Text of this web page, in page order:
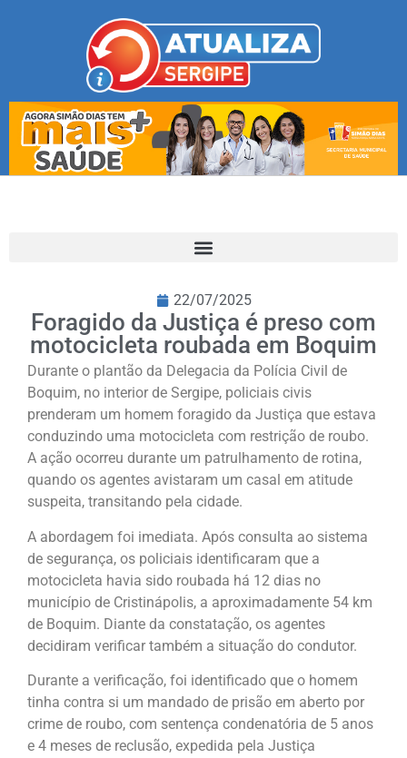
22/07/2025
Foragido da Justiça é preso com
motocicleta roubada em Boquim
Durante o plantão da Delegacia da Polícia Civil de
Boquim, no interior de Sergipe, policiais civis
prenderam um homem foragido da Justiça que estava
conduzindo uma motocicleta com restrição de roubo.
A ação ocorreu durante um patrulhamento de rotina,
quando os agentes avistaram um casal em atitude
suspeita, transitando pela cidade.
A abordagem foi imediata. Após consulta ao sistema
de segurança, os policiais identificaram que a
motocicleta havia sido roubada há 12 dias no
município de Cristinápolis, a aproximadamente 54 km
de Boquim. Diante da constatação, os agentes
decidiram verificar também a situação do condutor.
Durante a verificação, foi identificado que o homem
tinha contra si um mandado de prisão em aberto por
crime de roubo, com sentença condenatória de 5 anos
e 4 meses de reclusão, expedida pela Justiça